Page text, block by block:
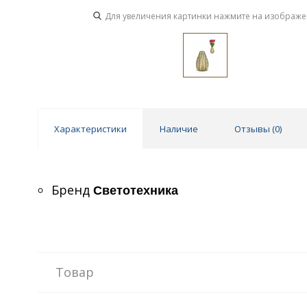
Для увеличения картинки нажмите на
Характеристики Наличие Отзывы (0)
Бренд Светотехника
Товар